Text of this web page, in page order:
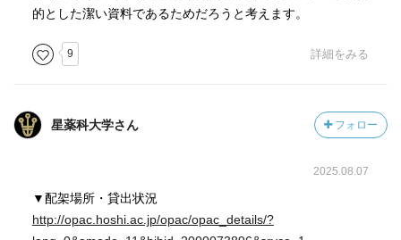
的とした潔い資料であるためだろうと考えます。
9 詳細をみる
星薬科大学さん フォロー
2025.08.07
▼配架場所・貸出状況
http://opac.hoshi.ac.jp/opac/opac_details/?